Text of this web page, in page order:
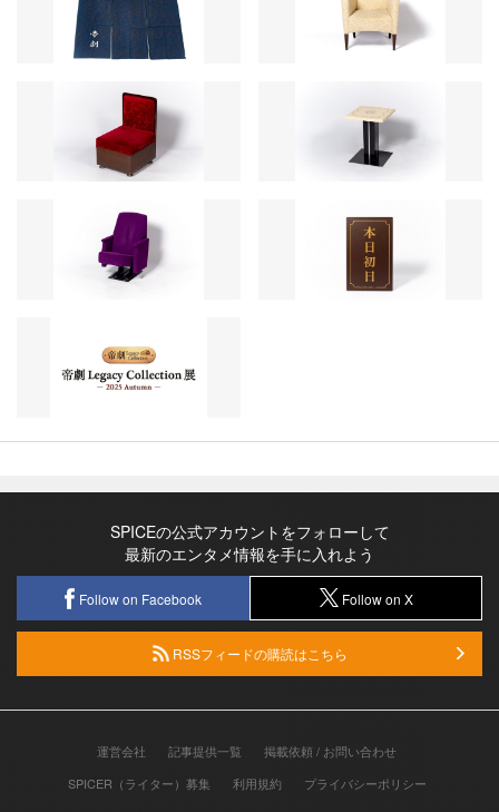
SPICEの公式アカウントをフォローして
最新のエンタメ情報を手に入れよう
Follow on Facebook Follow on X
RSSフィードの購読はこちら
運営会社 記事提供一覧
掲載依頼 / お問い合わせ
SPICER（ライター）募集
利用規約 プライバシーポリシー